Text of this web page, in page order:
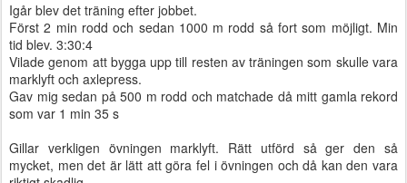
Igår blev det träning efter jobbet.
Först 2 min rodd och sedan 1000 m rodd så fort som möjligt. Min
tid blev. 3:30:4
Vilade genom att bygga upp till resten av träningen som skulle vara
marklyft och axlepress.
Gav mig sedan på 500 m rodd och matchade då mitt gamla rekord
som var 1 min 35 s
Gillar verkligen övningen marklyft. Rätt utförd så ger den så
mycket, men det är lätt att göra fel i övningen och då kan den vara